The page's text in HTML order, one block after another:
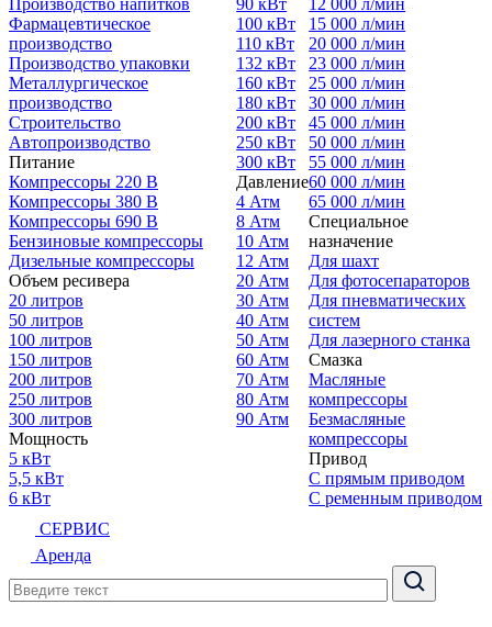
Производство напитков
Фармацевтическое
производство
Производство упаковки
Металлургическое
производство
Строительство
Автопроизводство
Питание
Компрессоры 220 В
Компрессоры 380 В
Компрессоры 690 В
Бензиновые компрессоры
Дизельные компрессоры
Объем ресивера
20 литров
50 литров
100 литров
150 литров
200 литров
250 литров
300 литров
Мощность
5 кВт
5,5 кВт
6 кВт
90 кВт
100 кВт
110 кВт
132 кВт
160 кВт
180 кВт
200 кВт
250 кВт
300 кВт
Давление
4 Атм
8 Атм
10 Атм
12 Атм
20 Атм
30 Атм
40 Атм
50 Атм
60 Атм
70 Атм
80 Атм
90 Атм
12 000 л/мин
15 000 л/мин
20 000 л/мин
23 000 л/мин
25 000 л/мин
30 000 л/мин
45 000 л/мин
50 000 л/мин
55 000 л/мин
60 000 л/мин
65 000 л/мин
Специальное
назначение
Для шахт
Для фотосепараторов
Для пневматических
систем
Для лазерного станка
Смазка
Масляные
компрессоры
Безмасляные
компрессоры
Привод
С прямым приводом
С ременным приводом
СЕРВИС
Аренда